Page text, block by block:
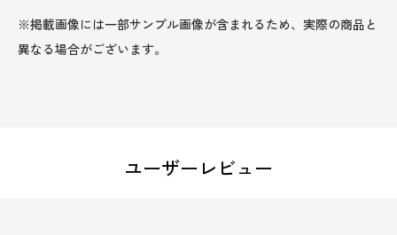
※掲載画像には一部サンプル画像が含まれるため、実際の商品と
異なる場合がございます。
ユーザーレビュー